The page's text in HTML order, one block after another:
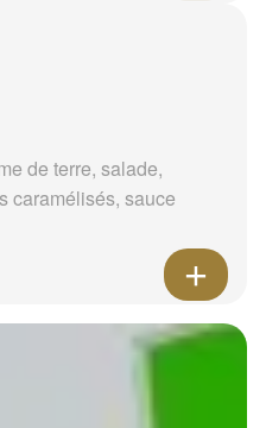
de terre, salade,
caramélisés, sauce